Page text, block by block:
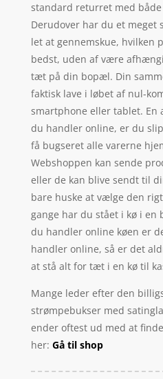
standard returret med
Derudover har du et meget
let at gennemskue, hvilken
bedst, uden af være
tæt på din bopæl. Din
faktisk lave i løbet af nul-
smartphone eller tablet. En
du handler online, er du
få bugseret alle varerne
Webshoppen kan sende
eller de kan blive sendt til
bare huske at vælge den
gange har du stået i kø i en
du handler online køen er
handler online, så er det
at stå alt for tæt i en kø til
Mange leder efter den
strømpebukser med
ender oftest ud med at
her: Gå til shop